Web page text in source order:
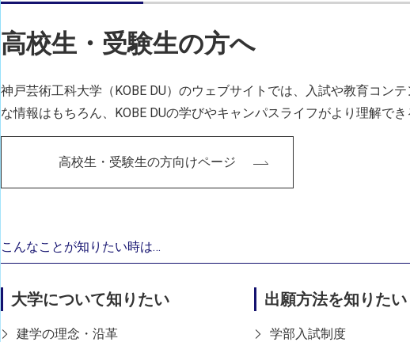
高校生・受験生の方へ
神戸芸術工科大学（KOBE DU）のウェブサイトでは、入試や教育コン
な情報はもちろん、KOBE DUの学びやキャンパスライフがより理解でき
高校生・受験生の方向けページ
こんなことが知りたい時は…
大学について知りたい
建学の理念・沿革
出願方法を知りたい
学部入試制度